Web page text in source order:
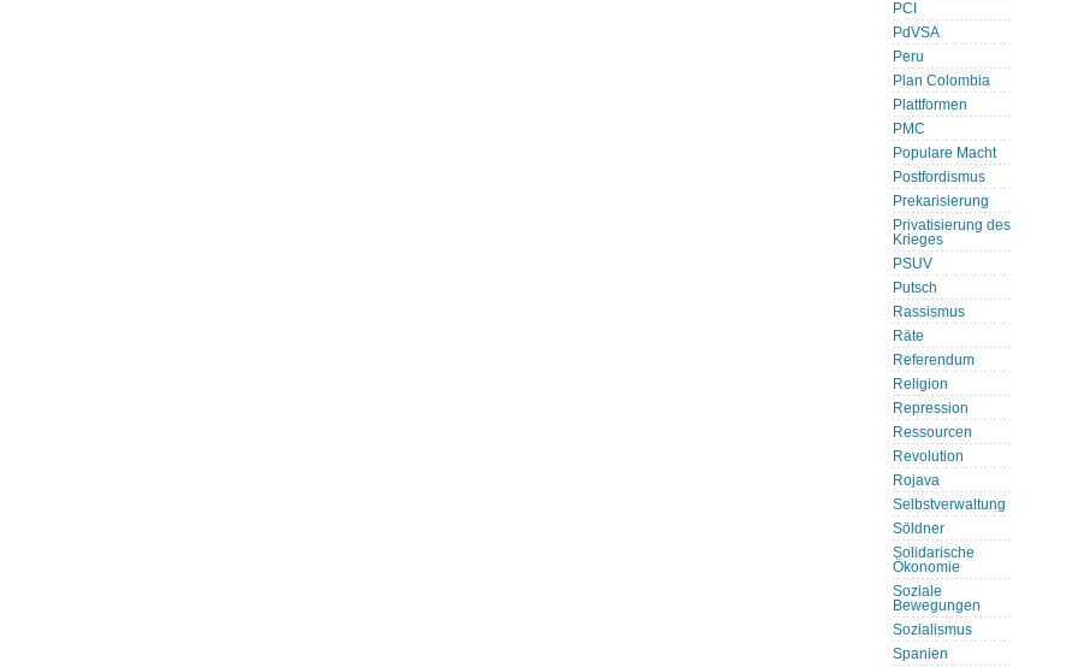
PCI
PdVSA
Peru
Plan Colombia
Plattformen
PMC
Populare Macht
Postfordismus
Prekarisierung
Privatisierung des
Krieges
PSUV
Putsch
Rassismus
Räte
Referendum
Religion
Repression
Ressourcen
Revolution
Rojava
Selbstverwaltung
Söldner
Solidarische
Ökonomie
Soziale
Bewegungen
Sozialismus
Spanien